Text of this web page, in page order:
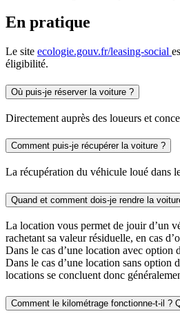
En pratique
Le site ecologie.gouv.fr/leasing-social
éligibilité.
Où puis-je réserver la voiture ?
Directement auprès des loueurs et
Comment puis-je récupérer la voiture ?
La récupération du véhicule loué dans
Quand et comment dois-je rendre la
La location vous permet de jouir d’un
rachetant sa valeur résiduelle, en cas
Dans le cas d’une location avec option
Dans le cas d’une location sans option
locations se concluent donc
Comment le kilométrage fonctionne-t-il ?